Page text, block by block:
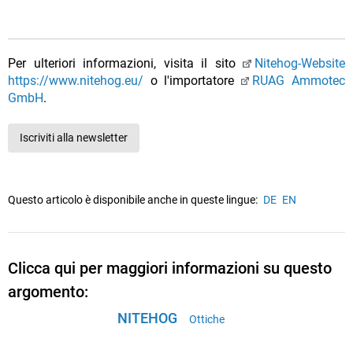
Per ulteriori informazioni, visita il sito
Nitehog-Website
https://www.nitehog.eu/ o l'importatore
RUAG Ammotec
GmbH.
Iscriviti alla newsletter
Questo articolo è disponibile anche in queste lingue: DE EN
Clicca qui per maggiori informazioni su questo
argomento:
NITEHOG Ottiche